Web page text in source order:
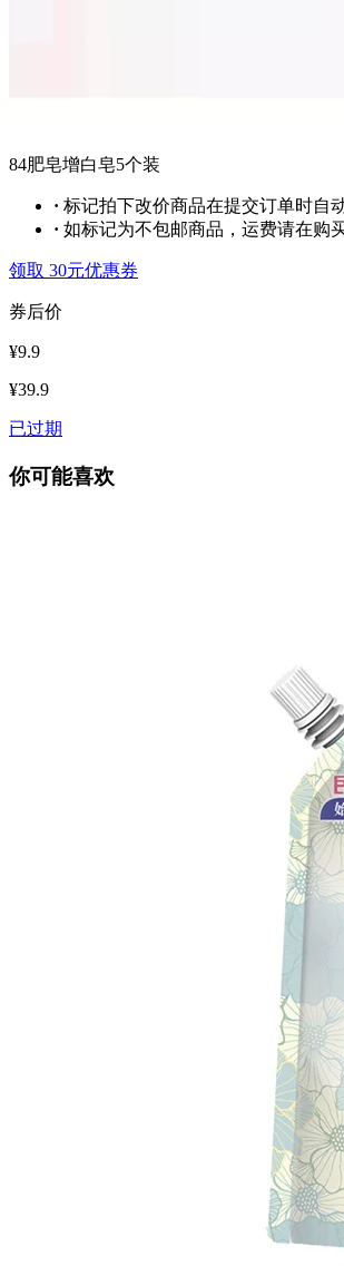
84肥皂增白皂5个装
· 标记拍下改价商品在提交订单时自
· 如标记为不包邮商品，运费请在购
领取 30元优惠券
券后价
¥9.9
¥39.9
已过期
你可能喜欢